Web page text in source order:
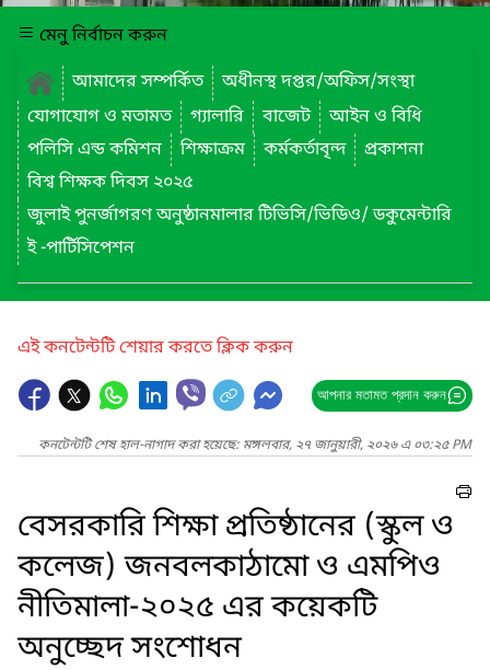
মেনু নির্বাচন করুন
আমাদের সম্পর্কিত
অধীনস্থ দপ্তর/অফিস/সংস্থা
যোগাযোগ ও মতামত
গ্যালারি বাজেট
আইন ও বিধি
পলিসি এন্ড কমিশন
শিক্ষাক্রম কর্মকর্তাবৃন্দ
প্রকাশনা
বিশ্ব শিক্ষক দিবস ২০২৫
জুলাই পুনর্জাগরণ অনুষ্ঠানমালার টিভিসি/ভিডিও/ ডকুমেন্টারি
ই -পার্টিসিপেশন
এই কনটেন্টটি শেয়ার করতে ক্লিক করুন
আপনার মতামত প্রদান করুন
কনটেন্টটি শেষ হাল-নাগাদ করা হয়েছে: মঙ্গলবার, ২৭ জানুয়ারী, ২০২৬ এ ০৩:২৫ PM
বেসরকারি শিক্ষা প্রতিষ্ঠানের (স্কুল ও
কলেজ) জনবলকাঠামো ও এমপিও
নীতিমালা-২০২৫ এর কয়েকটি
অনুচ্ছেদ সংশোধন